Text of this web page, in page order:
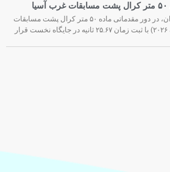
هومر عباسی، شناگر تیم ملی ایران، در دور مقدماتی ماده ۵۰ متر کرال پشت مسابقات